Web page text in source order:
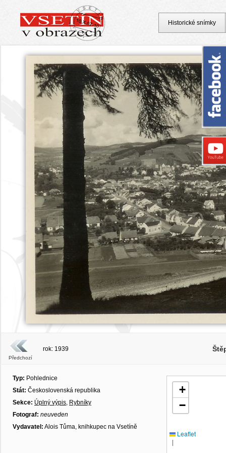
Předchozí
rok: 1939
Typ: Pohlednice
Stát: Československá republika
Sekce: Úplný výpis, Rybníky
Fotograf: neuveden
Vydavatel: Alois Tůma, knihkupec na Vsetíně
+
−
Leaflet
|
Historické snímky